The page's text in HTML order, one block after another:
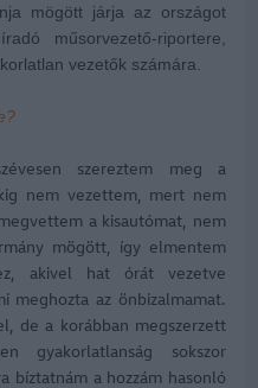
mögött járja az országot
műsorvezető-riportere,
vezetők számára.
szereztem meg a
nem vezettem, mert nem
a kisautómat, nem
mögött, így elmentem
akivel hat órát vezetve
meghozta az önbizalmamat.
de a korábban megszerzett
gyakorlatlanság sokszor
bíztatnám a hozzám hasonló